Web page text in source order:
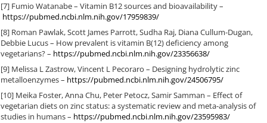
[7] Fumio Watanabe – Vitamin B12 sources and bioavailability –
https://pubmed.ncbi.nlm.nih.gov/17959839/
[8] Roman Pawlak, Scott James Parrott, Sudha Raj, Diana Cullum-Dugan,
Debbie Lucus – How prevalent is vitamin B(12) deficiency among
vegetarians? – https://pubmed.ncbi.nlm.nih.gov/23356638/
[9] Melissa L Zastrow, Vincent L Pecoraro – Designing hydrolytic zinc
metalloenzymes – https://pubmed.ncbi.nlm.nih.gov/24506795/
[10] Meika Foster, Anna Chu, Peter Petocz, Samir Samman – Effect of
vegetarian diets on zinc status: a systematic review and meta-analysis of
studies in humans – https://pubmed.ncbi.nlm.nih.gov/23595983/